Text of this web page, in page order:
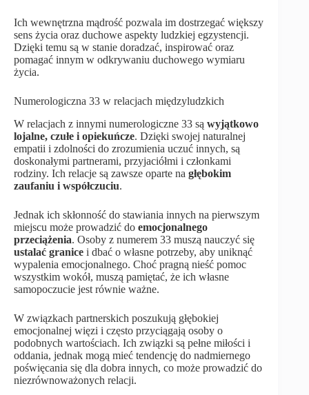
Ich wewnętrzna mądrość pozwala im dostrzegać większy
sens życia oraz duchowe aspekty ludzkiej egzystencji.
Dzięki temu są w stanie doradzać, inspirować oraz
pomagać innym w odkrywaniu duchowego wymiaru
życia.
Numerologiczna 33 w relacjach międzyludzkich
W relacjach z innymi numerologiczne 33 są wyjątkowo
lojalne, czułe i opiekuńcze. Dzięki swojej naturalnej
empatii i zdolności do zrozumienia uczuć innych, są
doskonałymi partnerami, przyjaciółmi i członkami
rodziny. Ich relacje są zawsze oparte na głębokim
zaufaniu i współczuciu.
Jednak ich skłonność do stawiania innych na pierwszym
miejscu może prowadzić do emocjonalnego
przeciążenia. Osoby z numerem 33 muszą nauczyć się
ustalać granice i dbać o własne potrzeby, aby uniknąć
wypalenia emocjonalnego. Choć pragną nieść pomoc
wszystkim wokół, muszą pamiętać, że ich własne
samopoczucie jest równie ważne.
W związkach partnerskich poszukują głębokiej
emocjonalnej więzi i często przyciągają osoby o
podobnych wartościach. Ich związki są pełne miłości i
oddania, jednak mogą mieć tendencję do nadmiernego
poświęcania się dla dobra innych, co może prowadzić do
niezrównoważonych relacji.